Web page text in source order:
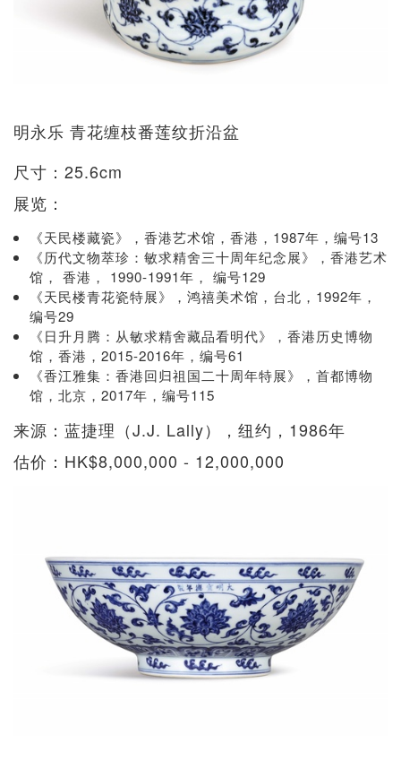
明永乐 青花缠枝番莲纹折沿盆
尺寸：25.6cm
展览：
《天民楼藏瓷》，香港艺术馆，香港，1987年，编号13
《历代文物萃珍：敏求精舍三十周年纪念展》，香港艺术
馆， 香港， 1990-1991年， 编号129
《天民楼青花瓷特展》，鸿禧美术馆，台北，1992年，
编号29
《日升月腾：从敏求精舍藏品看明代》，香港历史博物
馆，香港，2015-2016年，编号61
《香江雅集：香港回归祖国二十周年特展》，首都博物
馆，北京，2017年，编号115
来源：蓝捷理（J.J. Lally），纽约，1986年
估价：HK$8,000,000 - 12,000,000